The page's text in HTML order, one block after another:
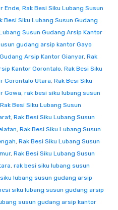
Ende, Rak Besi Siku Lubang Susun
Besi Siku Lubang Susun Gudang
Susun Gudang Arsip Kantor
gudang arsip kantor Gayo
Arsip Kantor Gianyar, Rak
Kantor Gorontalo, Rak Besi Siku
Gorontalo Utara, Rak Besi Siku
Gowa, rak besi siku lubang susun
Rak Besi Siku Lubang Susun
, Rak Besi Siku Lubang Susun
, Rak Besi Siku Lubang Susun
, Rak Besi Siku Lubang Susun
, Rak Besi Siku Lubang Susun
, rak besi siku lubang susun
lubang susun gudang arsip
siku lubang susun gudang arsip
susun gudang arsip kantor